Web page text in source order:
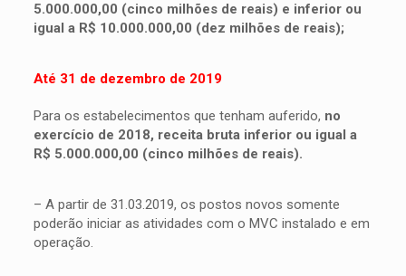
5.000.000,00 (cinco milhões de reais) e inferior ou
igual a R$ 10.000.000,00 (dez milhões de reais);
Até 31 de dezembro de 2019
Para os estabelecimentos que tenham auferido, no
exercício de 2018, receita bruta inferior ou igual a
R$ 5.000.000,00 (cinco milhões de reais).
– A partir de 31.03.2019, os postos novos somente
poderão iniciar as atividades com o MVC instalado e em
operação.